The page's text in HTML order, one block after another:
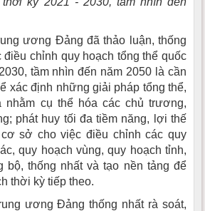
ương Đảng đã thảo luận, thống
điều chỉnh quy hoạch tổng thể quốc
tầm nhìn đến năm 2050 là cần
xác định những giải pháp tổng thể,
nhằm cụ thể hóa các chủ trương,
phát huy tối đa tiềm năng, lợi thế
sở cho việc điều chỉnh các quy
quy hoạch vùng, quy hoạch tỉnh,
bộ, thống nhất và tạo nền tảng để
thời kỳ tiếp theo.
ương Đảng thống nhất rà soát,